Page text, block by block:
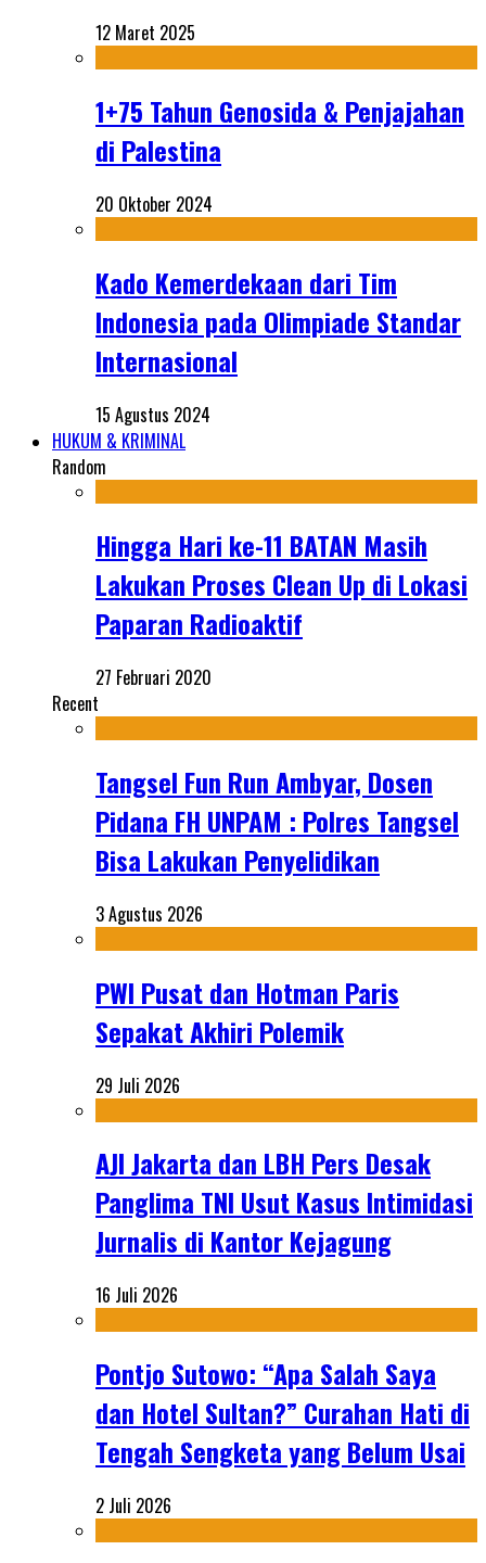
12 Maret 2025
1+75 Tahun Genosida & Penjajahan
di Palestina
20 Oktober 2024
Kado Kemerdekaan dari Tim
Indonesia pada Olimpiade Standar
Internasional
15 Agustus 2024
HUKUM & KRIMINAL
Random
Hingga Hari ke-11 BATAN Masih
Lakukan Proses Clean Up di Lokasi
Paparan Radioaktif
27 Februari 2020
Recent
Tangsel Fun Run Ambyar, Dosen
Pidana FH UNPAM : Polres Tangsel
Bisa Lakukan Penyelidikan
3 Agustus 2026
PWI Pusat dan Hotman Paris
Sepakat Akhiri Polemik
29 Juli 2026
AJI Jakarta dan LBH Pers Desak
Panglima TNI Usut Kasus Intimidasi
Jurnalis di Kantor Kejagung
16 Juli 2026
Pontjo Sutowo: “Apa Salah Saya
dan Hotel Sultan?” Curahan Hati di
Tengah Sengketa yang Belum Usai
2 Juli 2026